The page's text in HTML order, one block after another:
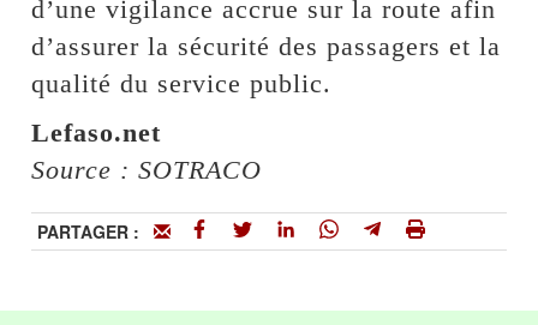
d’une vigilance accrue sur la route afin
d’assurer la sécurité des passagers et la
qualité du service public.
Lefaso.net
Source : SOTRACO
PARTAGER :